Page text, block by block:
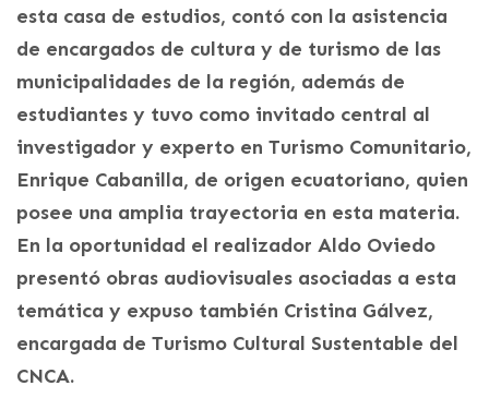
esta casa de estudios, contó con la asistencia
de encargados de cultura y de turismo de las
municipalidades de la región, además de
estudiantes y tuvo como invitado central al
investigador y experto en Turismo Comunitario,
Enrique Cabanilla, de origen ecuatoriano, quien
posee una amplia trayectoria en esta materia.
En la oportunidad el realizador Aldo Oviedo
presentó obras audiovisuales asociadas a esta
temática y expuso también Cristina Gálvez,
encargada de Turismo Cultural Sustentable del
CNCA.